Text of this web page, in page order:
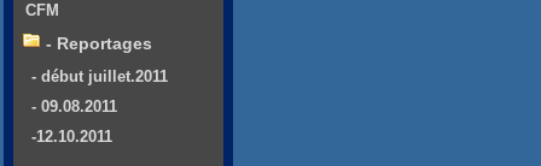
CFM
- Reportages
- début juillet.2011
- 09.08.2011
-12.10.2011